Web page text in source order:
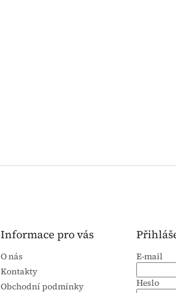
Informace pro vás
O nás
Kontakty
Obchodní podmínky
E-mail
Heslo